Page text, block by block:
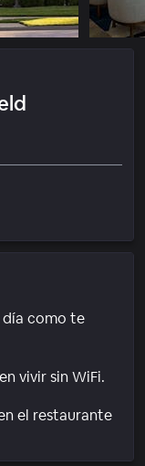
día como te
vivir sin WiFi.
el restaurante